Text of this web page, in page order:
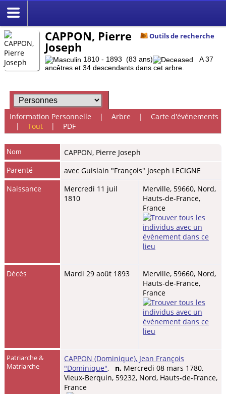
Outils de recherche
CAPPON, Pierre
Joseph
1810 - 1893 (83 ans)
A 37
ancêtres et 34 descendants dans cet arbre.
Information Personnelle | Arbre | Carte d'événements
| Tout| PDF
Nom CAPPON, Pierre Joseph
Parenté
avec Guislain "François" Joseph LECIGNE
Naissance
Mercredi 11 juil
1810
Merville, 59660, Nord,
Hauts-de-France,
France
Décès Mardi 29 août 1893
Merville, 59660, Nord,
Hauts-de-France,
France
Patriarche &
Matriarche
CAPPON (Dominique), Jean François
"Dominique", n. Mercredi 08 mars 1780,
Vieux-Berquin, 59232, Nord, Hauts-de-France,
France